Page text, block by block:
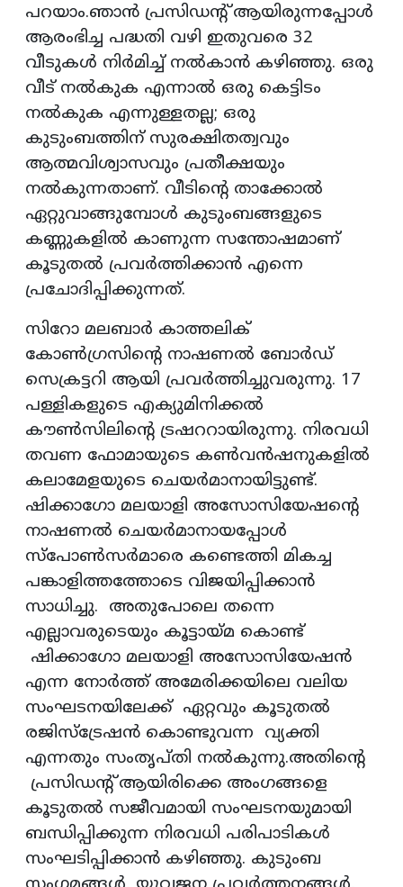
പറയാം.ഞാൻ പ്രസിഡന്റ് ആയിരുന്നപ്പോൾ
ആരംഭിച്ച പദ്ധതി വഴി ഇതുവരെ 32
വീടുകൾ നിർമിച്ച് നൽകാൻ കഴിഞ്ഞു. ഒരു
വീട് നൽകുക എന്നാൽ ഒരു കെട്ടിടം
നൽകുക എന്നുള്ളതല്ല; ഒരു
കുടുംബത്തിന് സുരക്ഷിതത്വവും
ആത്മവിശ്വാസവും പ്രതീക്ഷയും
നൽകുന്നതാണ്. വീടിന്റെ താക്കോൽ
ഏറ്റുവാങ്ങുമ്പോൾ കുടുംബങ്ങളുടെ
കണ്ണുകളിൽ കാണുന്ന സന്തോഷമാണ്
കൂടുതൽ പ്രവർത്തിക്കാൻ എന്നെ
പ്രചോദിപ്പിക്കുന്നത്.
സിറോ മലബാർ കാത്തലിക്
കോൺഗ്രസിന്റെ നാഷണൽ ബോർഡ്
സെക്രട്ടറി ആയി പ്രവർത്തിച്ചുവരുന്നു. 17
പള്ളികളുടെ എക്യുമിനിക്കൽ
കൗൺസിലിന്റെ ട്രഷററായിരുന്നു. നിരവധി
തവണ ഫോമായുടെ കൺവൻഷനുകളിൽ
കലാമേളയുടെ ചെയർമാനായിട്ടുണ്ട്.
ഷിക്കാഗോ മലയാളി അസോസിയേഷന്റെ
നാഷണൽ ചെയർമാനായപ്പോൾ
സ്പോൺസർമാരെ കണ്ടെത്തി മികച്ച
പങ്കാളിത്തത്തോടെ വിജയിപ്പിക്കാൻ
സാധിച്ചു. അതുപോലെ തന്നെ
എല്ലാവരുടെയും കൂട്ടായ്മ കൊണ്ട്
ഷിക്കാഗോ മലയാളി അസോസിയേഷൻ
എന്ന നോർത്ത് അമേരിക്കയിലെ വലിയ
സംഘടനയിലേക്ക് ഏറ്റവും കൂടുതൽ
രജിസ്ട്രേഷൻ കൊണ്ടുവന്ന വ്യക്തി
എന്നതും സംതൃപ്തി നൽകുന്നു.അതിന്റെ
പ്രസിഡന്റ് ആയിരിക്കെ അംഗങ്ങളെ
കൂടുതൽ സജീവമായി സംഘടനയുമായി
ബന്ധിപ്പിക്കുന്ന നിരവധി പരിപാടികൾ
സംഘടിപ്പിക്കാൻ കഴിഞ്ഞു. കുടുംബ